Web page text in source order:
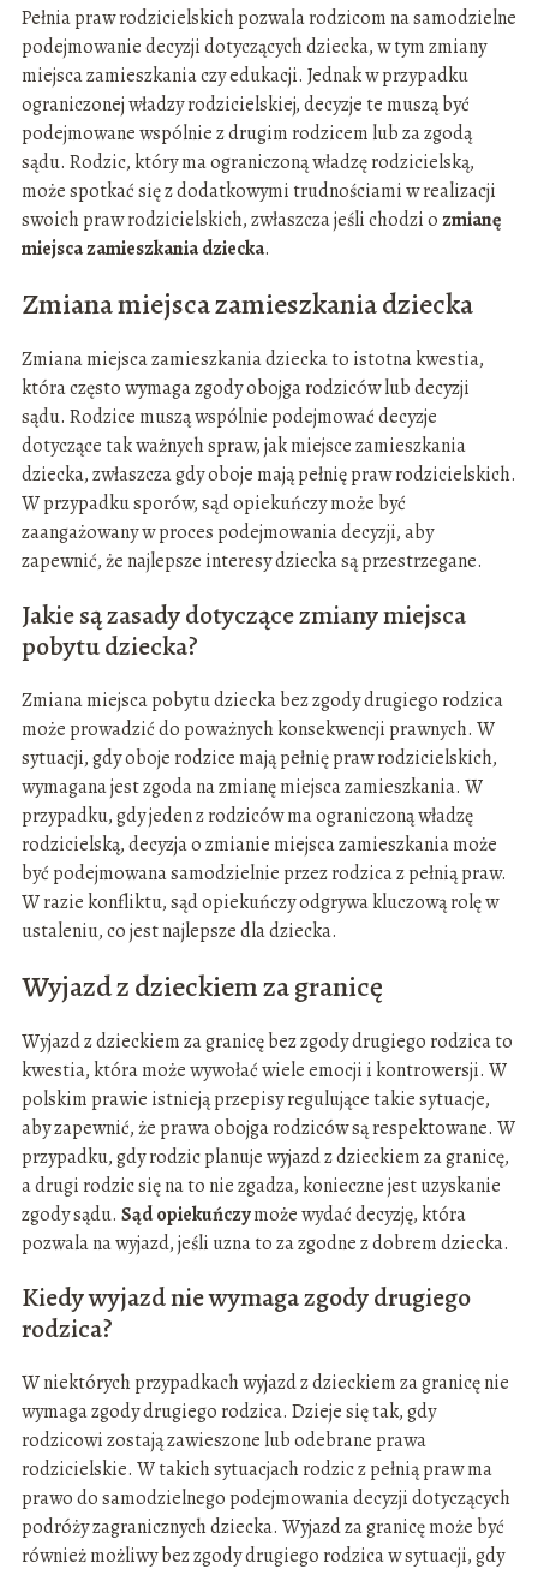
Pełnia praw rodzicielskich pozwala rodzicom na samodzielne
podejmowanie decyzji dotyczących dziecka, w tym zmiany
miejsca zamieszkania czy edukacji. Jednak w przypadku
ograniczonej władzy rodzicielskiej, decyzje te muszą być
podejmowane wspólnie z drugim rodzicem lub za zgodą
sądu. Rodzic, który ma ograniczoną władzę rodzicielską,
może spotkać się z dodatkowymi trudnościami w realizacji
swoich praw rodzicielskich, zwłaszcza jeśli chodzi ozmianę
miejsca zamieszkania dziecka.
Zmiana miejsca zamieszkania dziecka
Zmiana miejsca zamieszkania dziecka to istotna kwestia,
która często wymaga zgody obojga rodziców lub decyzji
sądu. Rodzice muszą wspólnie podejmować decyzje
dotyczące tak ważnych spraw, jak miejsce zamieszkania
dziecka, zwłaszcza gdy oboje mają pełnię praw rodzicielskich.
W przypadku sporów, sąd opiekuńczy może być
zaangażowany w proces podejmowania decyzji, aby
zapewnić, że najlepsze interesy dziecka są przestrzegane.
Jakie są zasady dotyczące zmiany miejsca
pobytu dziecka?
Zmiana miejsca pobytu dziecka bez zgody drugiego rodzica
może prowadzić do poważnych konsekwencji prawnych. W
sytuacji, gdy oboje rodzice mają pełnię praw rodzicielskich,
wymagana jest zgoda na zmianę miejsca zamieszkania. W
przypadku, gdy jeden z rodziców ma ograniczoną władzę
rodzicielską, decyzja o zmianie miejsca zamieszkania może
być podejmowana samodzielnie przez rodzica z pełnią praw.
W razie konfliktu, sąd opiekuńczy odgrywa kluczową rolę w
ustaleniu, co jest najlepsze dla dziecka.
Wyjazd z dzieckiem za granicę
Wyjazd z dzieckiem za granicę bez zgody drugiego rodzica to
kwestia, która może wywołać wiele emocji i kontrowersji. W
polskim prawie istnieją przepisy regulujące takie sytuacje,
aby zapewnić, że prawa obojga rodziców są respektowane. W
przypadku, gdy rodzic planuje wyjazd z dzieckiem za granicę,
a drugi rodzic się na to nie zgadza, konieczne jest uzyskanie
zgody sądu. Sąd opiekuńczymoże wydać decyzję, która
pozwala na wyjazd, jeśli uzna to za zgodne z dobrem dziecka.
Kiedy wyjazd nie wymaga zgody drugiego
rodzica?
W niektórych przypadkach wyjazd z dzieckiem za granicę nie
wymaga zgody drugiego rodzica. Dzieje się tak, gdy
rodzicowi zostają zawieszone lub odebrane prawa
rodzicielskie. W takich sytuacjach rodzic z pełnią praw ma
prawo do samodzielnego podejmowania decyzji dotyczących
podróży zagranicznych dziecka. Wyjazd za granicę może być
również możliwy bez zgody drugiego rodzica w sytuacji, gdy